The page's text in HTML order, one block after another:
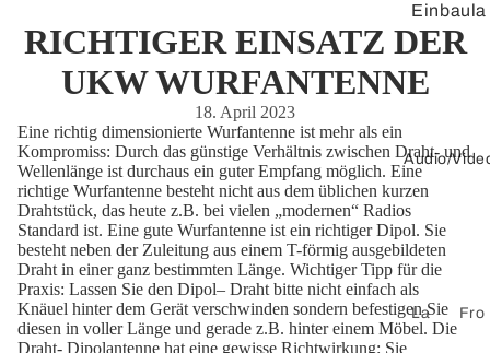
Einbaula
utsprech
cher
Verstärk
Lautspre
cherkab
el
Audio/
La
uts
Fro
RICHTIGER EINSATZ DER
UKW WURFANTENNE
18. April 2023
Eine richtig dimensionierte Wurfantenne ist mehr als ein
Kompromiss: Durch das günstige Verhältnis zwischen Draht- und
Wellenlänge ist durchaus ein guter Empfang möglich. Eine
richtige Wurfantenne besteht nicht aus dem üblichen kurzen
Drahtstück, das heute z.B. bei vielen „modernen“ Radios
Standard ist. Eine gute Wurfantenne ist ein richtiger Dipol. Sie
besteht neben der Zuleitung aus einem T-förmig ausgebildeten
Draht in einer ganz bestimmten Länge. Wichtiger Tipp für die
Praxis: Lassen Sie den Dipol– Draht bitte nicht einfach als
Knäuel hinter dem Gerät verschwinden sondern befestigen Sie
diesen in voller Länge und gerade z.B. hinter einem Möbel. Die
Draht- Dipolantenne hat eine gewisse Richtwirkung: Sie